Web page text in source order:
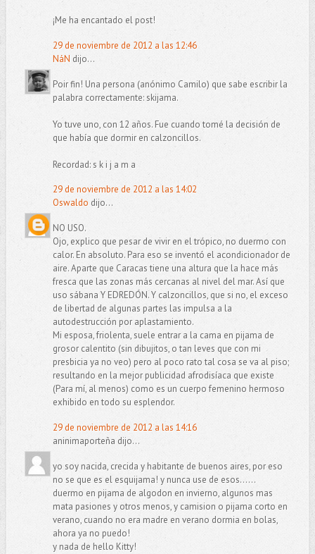
¡Me ha encantado el post!
29 de noviembre de 2012 a las 12:46
NáN dijo...
Poir fin! Una persona (anónimo Camilo) que sabe escribir la
palabra correctamente: skijama.
Yo tuve uno, con 12 años. Fue cuando tomé la decisión de
que había que dormir en calzoncillos.
Recordad: s k i j a m a
29 de noviembre de 2012 a las 14:02
Oswaldo dijo...
NO USO.
Ojo, explico que pesar de vivir en el trópico, no duermo con
calor. En absoluto. Para eso se inventó el acondicionador de
aire. Aparte que Caracas tiene una altura que la hace más
fresca que las zonas más cercanas al nivel del mar. Así que
uso sábana Y EDREDÓN. Y calzoncillos, que si no, el exceso
de libertad de algunas partes las impulsa a la
autodestrucción por aplastamiento.
Mi esposa, friolenta, suele entrar a la cama en pijama de
grosor calentito (sin dibujitos, o tan leves que con mi
presbicia ya no veo) pero al poco rato tal cosa se va al piso;
resultando en la mejor publicidad afrodisíaca que existe
(Para mí, al menos) como es un cuerpo femenino hermoso
exhibido en todo su esplendor.
29 de noviembre de 2012 a las 14:16
aninimaporteña dijo...
yo soy nacida, crecida y habitante de buenos aires, por eso
no se que es el esquijama! y nunca use de esos......
duermo en pijama de algodon en invierno, algunos mas
mata pasiones y otros menos, y camision o pijama corto en
verano, cuando no era madre en verano dormia en bolas,
ahora ya no puedo!
y nada de hello Kitty!